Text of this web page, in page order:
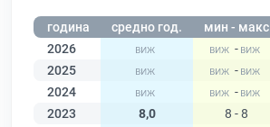
година средно год. мин - макс
2026
-
2025
-
2024
-
2023
8,0 8 - 8